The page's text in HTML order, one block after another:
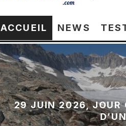
ACCUEIL NEWS
29 JUIN 2026, JOUR